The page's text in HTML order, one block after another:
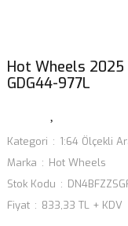
Hot Wheels 2025
GDG44-977L
Kategori
1:64 Ölçekli
Marka
Hot Wheels
Stok Kodu
Fiyat
833,33 TL + KDV